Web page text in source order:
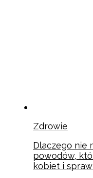
Zdrowie
Dlaczego nie
powodów,
kobiet i